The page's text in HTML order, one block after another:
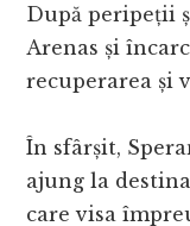
După peripeții
Arenas și
recuperarea și
În sfârșit,
ajung la
care visa